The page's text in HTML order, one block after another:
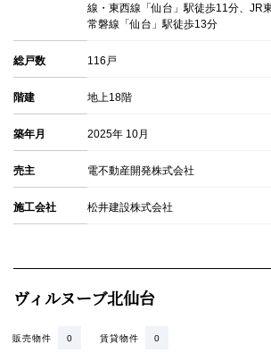
線・東西線「仙台」駅徒歩11分、JR
常磐線「仙台」駅徒歩13分
総戸数 116戸
階建 地上18階
築年月 2025年 10月
売主 電不動産開発株式会社
施工会社 松井建設株式会社
ヴィルヌーブ北仙台
賃貸物件 0
販売物件 0